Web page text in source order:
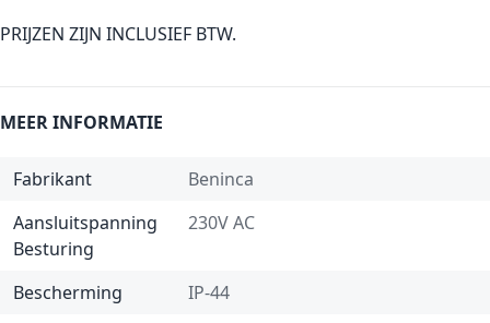
PRIJZEN ZIJN INCLUSIEF BTW.
MEER INFORMATIE
Fabrikant
Beninca
Aansluitspanning
Besturing
230V AC
Bescherming
IP-44